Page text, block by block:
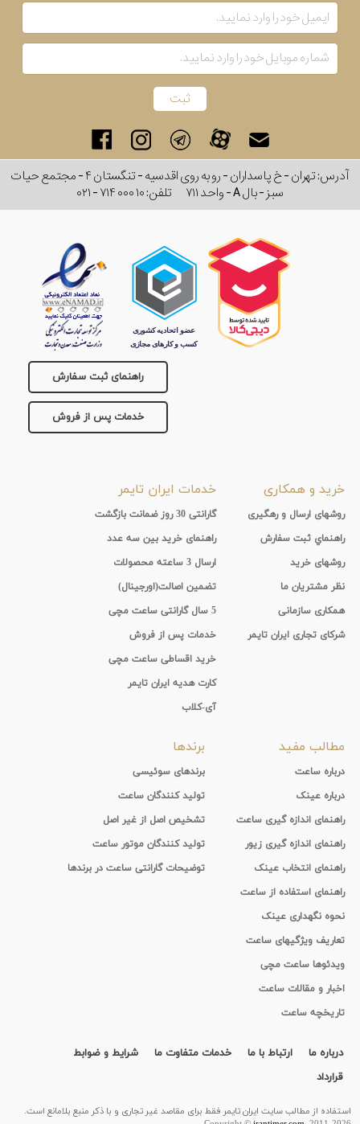
اصالت
کشور
باتری
آدرس: تهران - خ پاسداران - رو به روی اقدسیه - تنگستان ۴ - مجتمع حیات
سبز - بال A - واحد ۷۱۱
تلفن:۰۲۱ - ۷۱۴ ۰۰۰ ۱۰
راهنمای ثبت سفارش
خدمات پس از فروش
خرید و همکاری
روشهای ارسال و رهگیری
راهنماي ثبت سفارش
روشهای خرید
نظر مشتریان ما
همکاری سازمانی
شرکای تجاری ایران تایمر
خدمات ایران تایمر
گارانتی 30 روز ضمانت بازگشت
راهنمای خرید بین سه عدد
ارسال 3 ساعته محصولات
تضمین اصالت(اورجینال)
5 سال گارانتی ساعت مچی
خدمات پس از فروش
خرید اقساطی ساعت مچی
کارت هدیه ایران تایمر
آی-کلاب
مطالب مفید
درباره ساعت
درباره عینک
راهنمای اندازه گیری ساعت
راهنمای اندازه گیری زیور
راهنمای انتخاب عینک
راهنمای استفاده از ساعت
نحوه نگهداری عینک
تعاریف ویژگیهای ساعت
ویدئوها ساعت مچی
اخبار و مقالات ساعت
تاریخچه ساعت
برندها
برندهای سوئیسی
تولید کنندگان ساعت
تشخیص اصل از غیر اصل
تولید کنندگان موتور ساعت
توضیحات گارانتی ساعت در برندها
درباره ما ارتباط با ما خدمات متفاوت ما
شرایط و ضوابط
قرارداد
استفاده از مطالب سايت ایران تایمر فقط برای مقاصد غیر تجاری و با ذکر منبع بلامانع است.